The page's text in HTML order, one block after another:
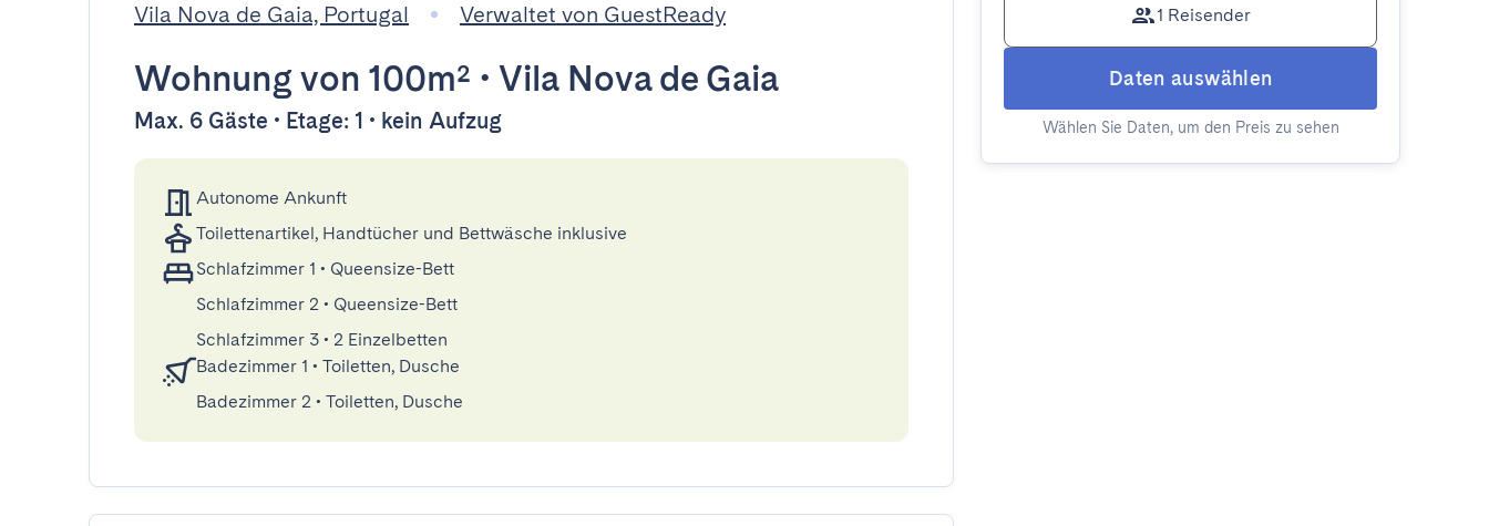
Vila Nova de Gaia, Portugal Verwaltet von GuestReady
Wohnungvon 100m² • Vila Nova de Gaia
Max. 6 Gäste • Etage: 1 • kein Aufzug
Autonome Ankunft
Toilettenartikel, Handtücher und Bettwäsche inklusive
Schlafzimmer 1 • Queensize-Bett
Schlafzimmer 2 • Queensize-Bett
Schlafzimmer 3 • 2 Einzelbetten
Badezimmer 1 • Toiletten, Dusche
Badezimmer 2 • Toiletten, Dusche
1 Reisender
Daten auswählen
Wählen Sie Daten, um den Preis zu sehen